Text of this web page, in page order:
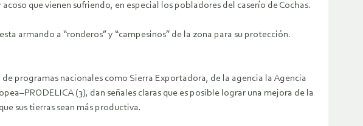
que vienen sufriendo, en especial los pobladores del caserío de Cochas.
armando a “ronderos” y “campesinos” de la zona para su protección.
programas nacionales como Sierra Exportadora, de la agencia la Agencia
(3), dan señales claras que es posible lograr una mejora de la
sus tierras sean más productiva.